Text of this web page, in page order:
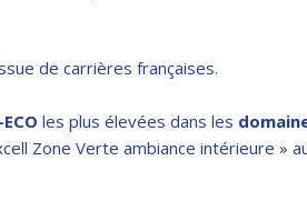
de carrières françaises.
les plus élevées dans les
Zone Verte ambiance intérieure »